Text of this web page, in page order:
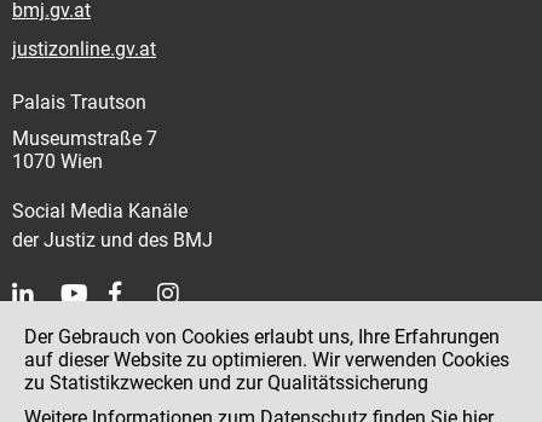
bmj.gv.at
justizonline.gv.at
Palais Trautson
Museumstraße 7
1070 Wien
Social Media Kanäle
der Justiz und des BMJ
Kontakt
Impressum
Der Gebrauch von Cookies erlaubt uns, Ihre Erfahrungen
auf dieser Website zu optimieren. Wir verwenden Cookies
zu Statistikzwecken und zur Qualitätssicherung